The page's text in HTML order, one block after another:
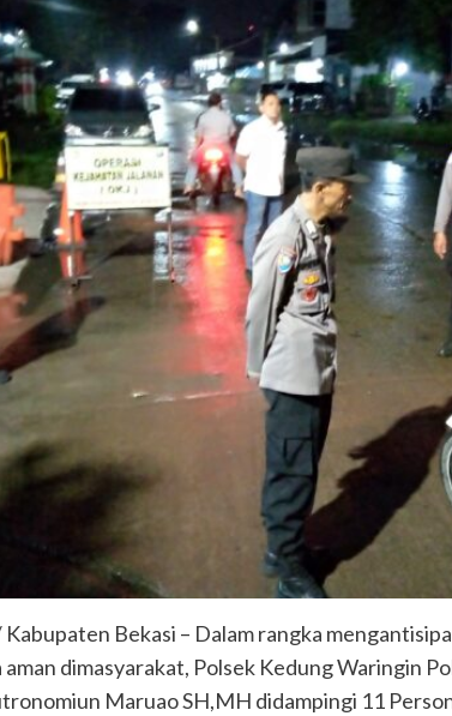
Bekasi – Dalam rangka
aman dimasyarakat, Polsek Kedung Waringin
Maruao SH,MH didampingi 11